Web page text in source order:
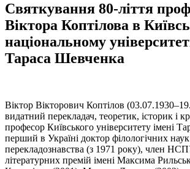
Святкування 80-ліття
Віктора Коптілова в
національному
Тараса Шевченка
Віктор Вікторович Коптілов
видатний перекладач, теоретик, історик і
професор Київського університету імені
перший в Україні доктор філологічних
перекладознавства (з 1971 року), член
літературних премій імені Максима